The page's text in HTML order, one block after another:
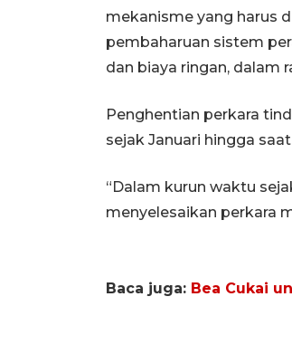
mekanisme yang harus
pembaharuan sistem
dan biaya ringan, dalam
Penghentian perkara
sejak Januari hingga saat
“Dalam kurun waktu
menyelesaikan perkara
Baca juga: Bea Cukai